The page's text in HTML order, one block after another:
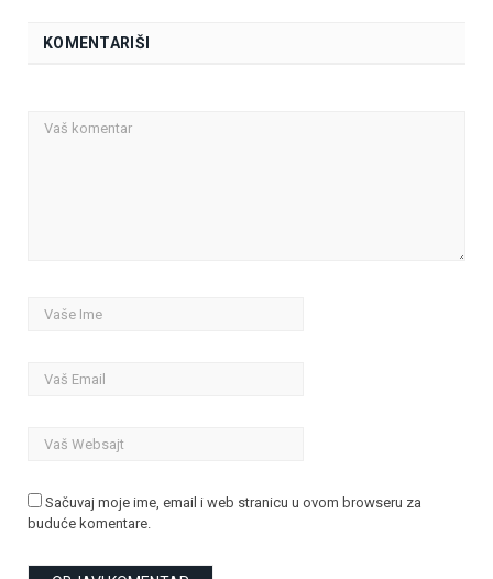
KOMENTARIŠI
Sačuvaj moje ime, email i web stranicu u ovom browseru za
buduće komentare.